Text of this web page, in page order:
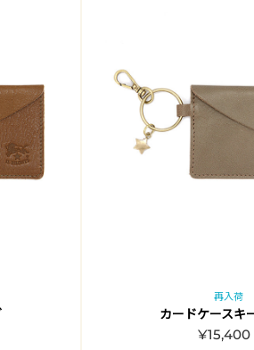
再入荷
カードケースキ
¥15,400